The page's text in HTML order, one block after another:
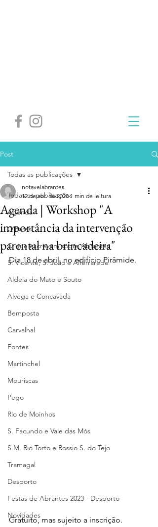
Post
Todas as publicações
Agenda
Olhares
O que escrevem sobre Abrantes
S. Vicente, S. João e Alferrarede
Aldeia do Mato e Souto
Alvega e Concavada
Bemposta
Carvalhal
Fontes
Martinchel
Mouriscas
Pego
Rio de Moinhos
S. Facundo e Vale das Mós
S.M. Rio Torto e Rossio S. do Tejo
Tramagal
Desporto
Festas de Abrantes 2023 - Desporto
Novidades
Todas as publicações
Agenda | Workshop "A
importância da intervenção
parental na brincadeira"
notavelabrantes
12 de abr. de 2023 1 min de leitura
Dia 18 de abril, no edifício Pirâmide.
Gratuito, mas sujeito a inscrição.